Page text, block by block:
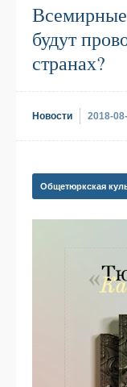
будут
странах?
Новости 2018-
Общетюркская